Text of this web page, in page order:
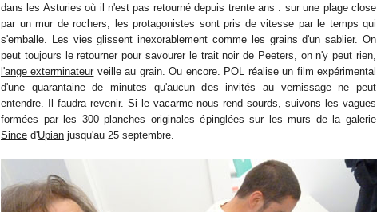
dans les Asturies où il n'est pas retourné depuis trente ans : sur une plage close
par un mur de rochers, les protagonistes sont pris de vitesse par le temps qui
s'emballe. Les vies glissent inexorablement comme les grains d'un sablier. On
peut toujours le retourner pour savourer le trait noir de Peeters, on n'y peut rien,
l'ange exterminateur veille au grain. Ou encore. POL réalise un film expérimental
d'une quarantaine de minutes qu'aucun des invités au vernissage ne peut
entendre. Il faudra revenir. Si le vacarme nous rend sourds, suivons les vagues
formées par les 300 planches originales épinglées sur les murs de la galerie
Since d'Upian jusqu'au 25 septembre.